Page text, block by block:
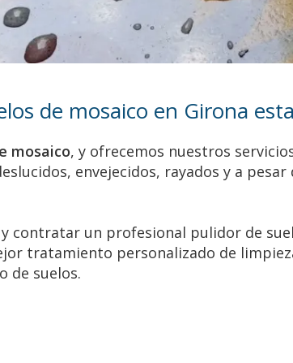
de mosaico en Girona
mosaico, y ofrecemos nuestros
envejecidos, rayados y a
contratar un profesional pulidor de
tratamiento personalizado de
de suelos.